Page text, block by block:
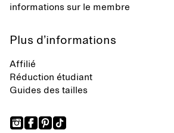
informations sur le membre
Plus d’informations
Affilié
Réduction étudiant
Guides des tailles